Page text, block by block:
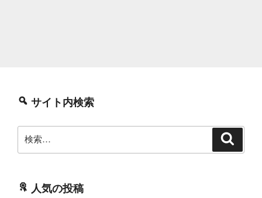
サイト内検索
索:
人気の投稿